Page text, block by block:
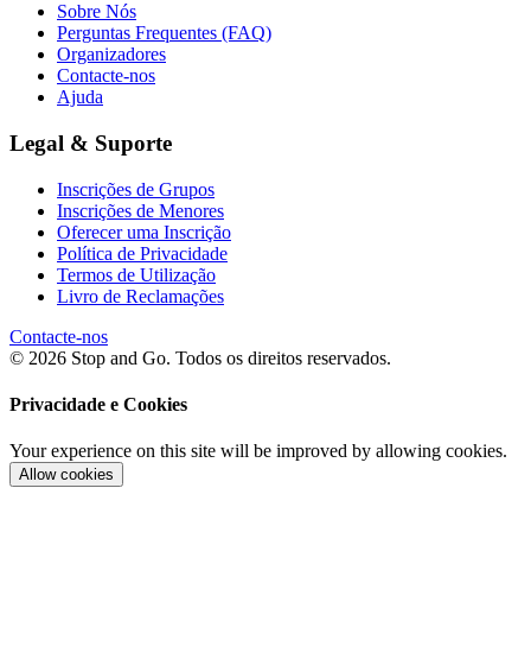
Sobre Nós
Perguntas Frequentes (FAQ)
Organizadores
Contacte-nos
Ajuda
Legal & Suporte
Inscrições de Grupos
Inscrições de Menores
Oferecer uma Inscrição
Política de Privacidade
Termos de Utilização
Livro de Reclamações
Contacte-nos
© 2026 Stop and Go. Todos os direitos reservados.
Privacidade e Cookies
Your experience on this site will be improved by allowing cookies.
Allow cookies